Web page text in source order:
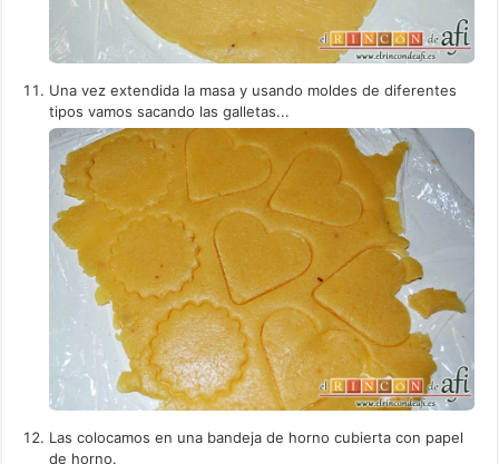
Una vez extendida la masa y usando moldes de diferentes
tipos vamos sacando las galletas...
Las colocamos en una bandeja de horno cubierta con papel
de horno.